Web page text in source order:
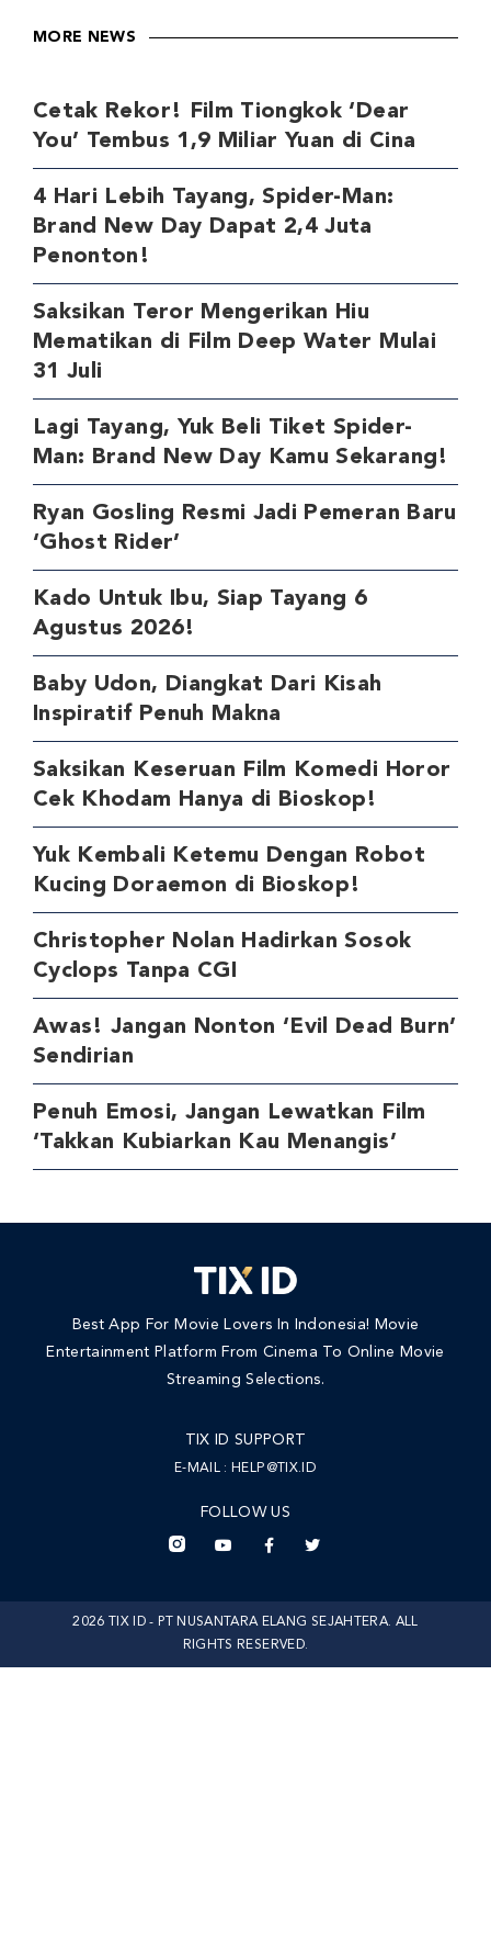
MORE NEWS
Cetak Rekor! Film Tiongkok ‘Dear
You’ Tembus 1,9 Miliar Yuan di Cina
4 Hari Lebih Tayang, Spider-Man:
Brand New Day Dapat 2,4 Juta
Penonton!
Saksikan Teror Mengerikan Hiu
Mematikan di Film Deep Water Mulai
31 Juli
Lagi Tayang, Yuk Beli Tiket Spider-
Man: Brand New Day Kamu Sekarang!
Ryan Gosling Resmi Jadi Pemeran Baru
‘Ghost Rider’
Kado Untuk Ibu, Siap Tayang 6
Agustus 2026!
Baby Udon, Diangkat Dari Kisah
Inspiratif Penuh Makna
Saksikan Keseruan Film Komedi Horor
Cek Khodam Hanya di Bioskop!
Yuk Kembali Ketemu Dengan Robot
Kucing Doraemon di Bioskop!
Christopher Nolan Hadirkan Sosok
Cyclops Tanpa CGI
Awas! Jangan Nonton ‘Evil Dead Burn’
Sendirian
Penuh Emosi, Jangan Lewatkan Film
‘Takkan Kubiarkan Kau Menangis’
Best App For Movie Lovers In Indonesia! Movie
Entertainment Platform From Cinema To Online Movie
Streaming Selections.
TIX ID SUPPORT
E-MAIL : HELP@TIX.ID
FOLLOW US
2026 TIX ID - PT NUSANTARA ELANG SEJAHTERA. ALL
RIGHTS RESERVED.